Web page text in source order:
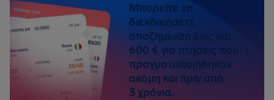
Μπορείτε να
διεκδικήσετε
αποζημίωση έως και
600 € για πτήσεις που
πραγματοποιήθηκαν
ακόμη και πριν από
3 χρόνια.